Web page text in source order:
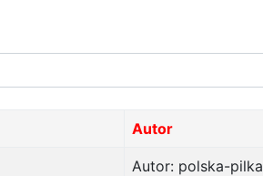
Autor
Autor: polska-pilka